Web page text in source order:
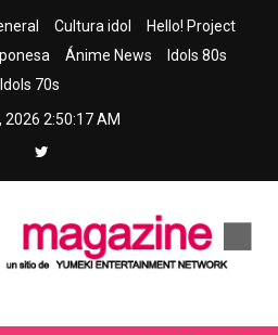
Cultura idol
Hello! Project
Ánime News
Idols 80s
Idols 70s
2026 2:50:18 AM